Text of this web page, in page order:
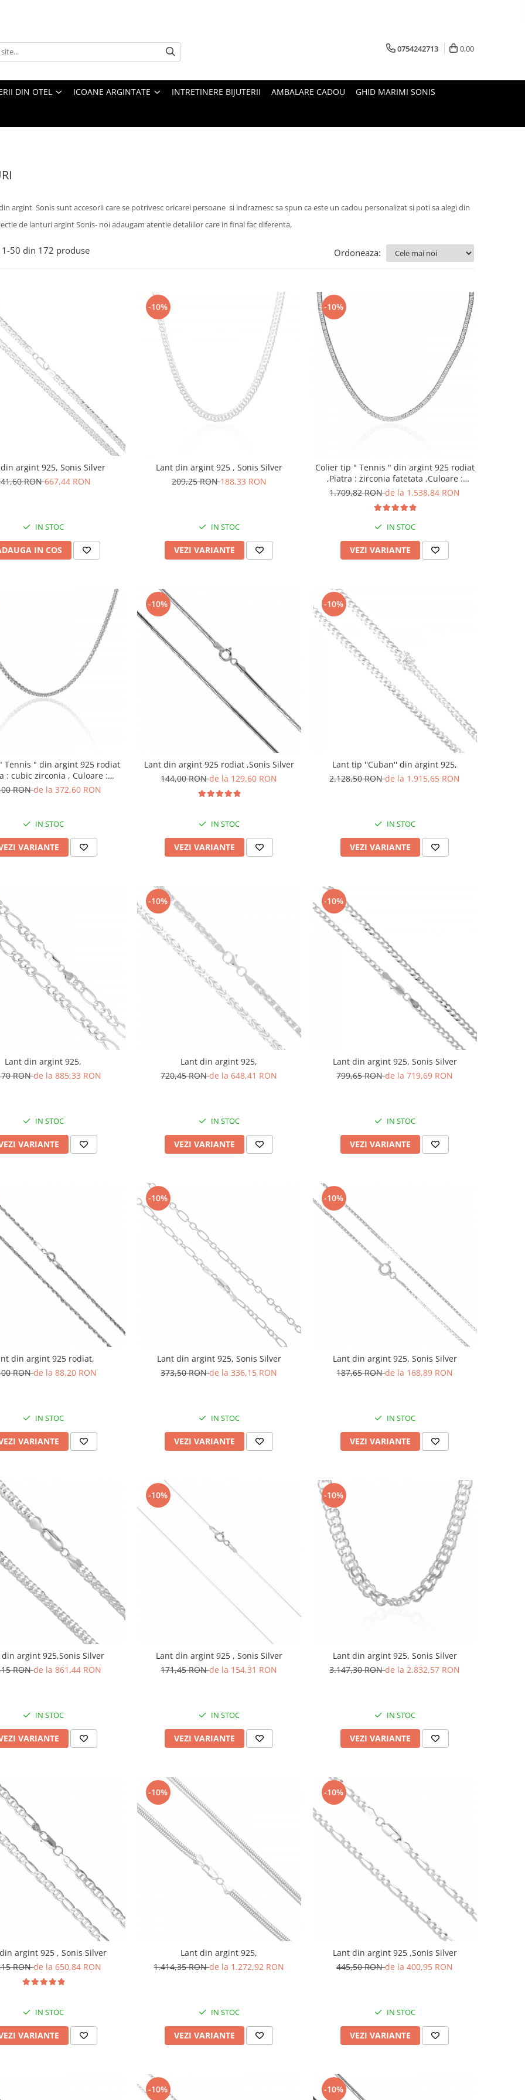
0754242713 0,00
DIN OTEL ICOANE ARGINTATE INTRETINERE BIJUTERII AMBALARE CADOU GHID MARIMI SONIS
argint Sonis sunt accesorii care se potrivesc oricarei persoane si indraznesc sa spun ca este un cadou personalizat si poti sa alegi din
de lanturi argint Sonis- noi adaugam atentie detaliilor care in final fac diferenta,
1-50 din 172 produse Ordoneaza:
argint 925, Sonis Silver
RON667,44 RON
IN STOC
IN COS
-10%
Lant din argint 925 , Sonis Silver
209,25 RON188,33 RON
IN STOC
VEZI VARIANTE
-10%
Colier tip " Tennis " din argint 925 rodiat
,Piatra : zirconia fatetata ,Culoare :
transparenta ,
1.709,82 RONde la 1.538,84 RON
IN STOC
VEZI VARIANTE
argint 925 rodiat
: cubic zirconia , Culoare :
transparenta , Sonis Silver
RONde la 372,60 RON
IN STOC
VARIANTE
-10%
Lant din argint 925 rodiat ,Sonis Silver
144,00 RONde la 129,60 RON
IN STOC
VEZI VARIANTE
-10%
Lant tip ''Cuban'' din argint 925,
2.128,50 RONde la 1.915,65 RON
IN STOC
VEZI VARIANTE
Lant din argint 925,
RONde la 885,33 RON
IN STOC
VARIANTE
-10%
Lant din argint 925,
720,45 RONde la 648,41 RON
IN STOC
VEZI VARIANTE
-10%
Lant din argint 925, Sonis Silver
799,65 RONde la 719,69 RON
IN STOC
VEZI VARIANTE
din argint 925 rodiat,
RONde la 88,20 RON
IN STOC
VARIANTE
-10%
Lant din argint 925, Sonis Silver
373,50 RONde la 336,15 RON
IN STOC
VEZI VARIANTE
-10%
Lant din argint 925, Sonis Silver
187,65 RONde la 168,89 RON
IN STOC
VEZI VARIANTE
din argint 925,Sonis Silver
RONde la 861,44 RON
IN STOC
VARIANTE
-10%
Lant din argint 925 , Sonis Silver
171,45 RONde la 154,31 RON
IN STOC
VEZI VARIANTE
-10%
Lant din argint 925, Sonis Silver
3.147,30 RONde la 2.832,57 RON
IN STOC
VEZI VARIANTE
argint 925 , Sonis Silver
RONde la 650,84 RON
IN STOC
VARIANTE
-10%
Lant din argint 925,
1.414,35 RONde la 1.272,92 RON
IN STOC
VEZI VARIANTE
-10%
Lant din argint 925 ,Sonis Silver
445,50 RONde la 400,95 RON
IN STOC
VEZI VARIANTE
-10% -10%